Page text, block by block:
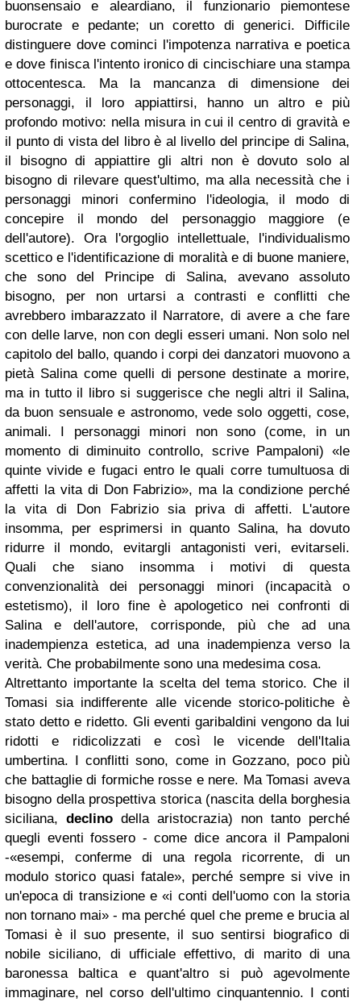
buonsensaio e aleardiano, il funzionario piemontese
burocrate e pedante; un coretto di generici. Difficile
distinguere dove cominci l'impotenza narrativa e poetica
e dove finisca l'intento ironico di cincischiare una stampa
ottocentesca. Ma la mancanza di dimensione dei
personaggi, il loro appiattirsi, hanno un altro e più
profondo motivo: nella misura in cui il centro di gravità e
il punto di vista del libro è al livello del principe di Salina,
il bisogno di appiattire gli altri non è dovuto solo al
bisogno di rilevare quest'ultimo, ma alla necessità che i
personaggi minori confermino l'ideologia, il modo di
concepire il mondo del personaggio maggiore (e
dell'autore). Ora l'orgoglio intellettuale, l'individualismo
scettico e l'identificazione di moralità e di buone maniere,
che sono del Principe di Salina, avevano assoluto
bisogno, per non urtarsi a contrasti e conflitti che
avrebbero imbarazzato il Narratore, di avere a che fare
con delle larve, non con degli esseri umani. Non solo nel
capitolo del ballo, quando i corpi dei danzatori muovono a
pietà Salina come quelli di persone destinate a morire,
ma in tutto il libro si suggerisce che negli altri il Salina,
da buon sensuale e astronomo, vede solo oggetti, cose,
animali. I personaggi minori non sono (come, in un
momento di diminuito controllo, scrive Pampaloni) «le
quinte vivide e fugaci entro le quali corre tumultuosa di
affetti la vita di Don Fabrizio», ma la condizione perché
la vita di Don Fabrizio sia priva di affetti. L'autore
insomma, per esprimersi in quanto Salina, ha dovuto
ridurre il mondo, evitargli antagonisti veri, evitarseli.
Quali che siano insomma i motivi di questa
convenzionalità dei personaggi minori (incapacità o
estetismo), il loro fine è apologetico nei confronti di
Salina e dell'autore, corrisponde, più che ad una
inadempienza estetica, ad una inadempienza verso la
verità. Che probabilmente sono una medesima cosa.
Altrettanto importante la scelta del tema storico. Che il
Tomasi sia indifferente alle vicende storico-politiche è
stato detto e ridetto. Gli eventi garibaldini vengono da lui
ridotti e ridicolizzati e così le vicende dell'Italia
umbertina. I conflitti sono, come in Gozzano, poco più
che battaglie di formiche rosse e nere. Ma Tomasi aveva
bisogno della prospettiva storica (nascita della borghesia
siciliana, declino della aristocrazia) non tanto perché
quegli eventi fossero - come dice ancora il Pampaloni
-«esempi, conferme di una regola ricorrente, di un
modulo storico quasi fatale», perché sempre si vive in
un'epoca di transizione e «i conti dell'uomo con la storia
non tornano mai» - ma perché quel che preme e brucia al
Tomasi è il suo presente, il suo sentirsi biografico di
nobile siciliano, di ufficiale effettivo, di marito di una
baronessa baltica e quant'altro si può agevolmente
immaginare, nel corso dell'ultimo cinquantennio. I conti